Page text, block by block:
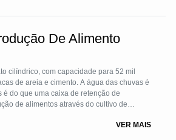
De Alimento
cilíndrico, com capacidade para 52 mil
de areia e cimento. A água das chuvas é
do que uma caixa de retenção de
de alimentos através do cultivo de
VER MAIS